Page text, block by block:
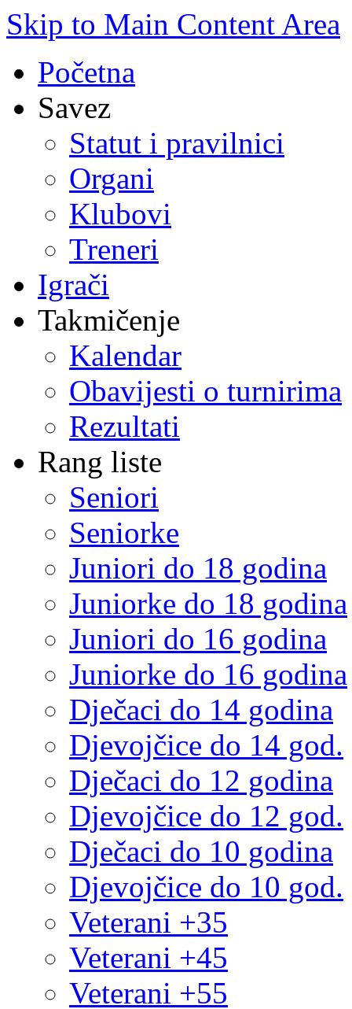
Skip to Main Content Area
Početna
Savez
Statut i pravilnici
Organi
Klubovi
Treneri
Igrači
Takmičenje
Kalendar
Obavijesti o turnirima
Rezultati
Rang liste
Seniori
Seniorke
Juniori do 18 godina
Juniorke do 18 godina
Juniori do 16 godina
Juniorke do 16 godina
Dječaci do 14 godina
Djevojčice do 14 god.
Dječaci do 12 godina
Djevojčice do 12 god.
Dječaci do 10 godina
Djevojčice do 10 god.
Veterani +35
Veterani +45
Veterani +55